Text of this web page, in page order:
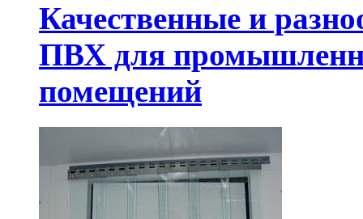
Качественные и
ПВХ для
помещений